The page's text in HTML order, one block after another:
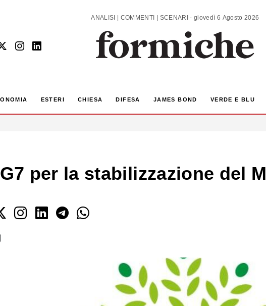
ANALISI | COMMENTI | SCENARI - giovedì 6 Agosto 2026
ESTERI CHIESA DIFESA JAMES BOND VERDE E BLU
per la stabilizzazione del